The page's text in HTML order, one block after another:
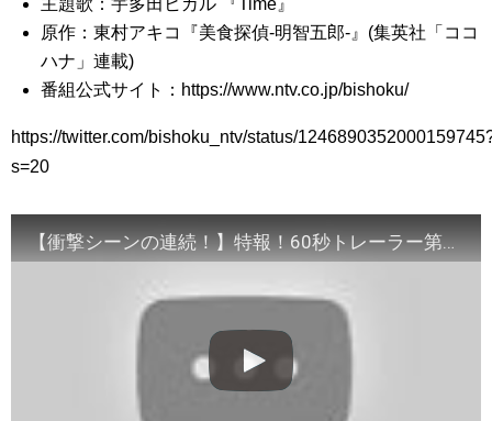
原作：東村アキコ『美食探偵-明智五郎-』(集英社「ココ
ハナ」連載)
番組公式サイト：https://www.ntv.co.jp/bishoku/
https://twitter.com/bishoku_ntv/status/
s=20
【衝撃シーンの連続！】特報！60秒トレーラー第1弾【閲覧注意！】主演・中村倫也×原作・東村アキコ「美食探偵 明智五郎」4月12日(日)よる10時30分スタート！！